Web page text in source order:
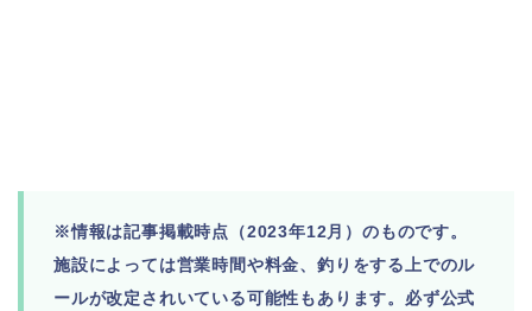
※情報は記事掲載時点（2023年12月）のものです。
施設によっては営業時間や料金、釣りをする上でのル
ールが改定されいている可能性もあります。必ず公式